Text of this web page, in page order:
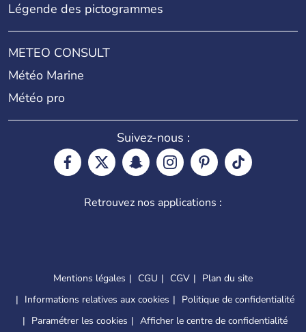
Légende des pictogrammes
METEO CONSULT
Météo Marine
Météo pro
Suivez-nous :
Retrouvez nos applications :
Mentions légales CGU CGV
Plan du site
Informations relatives aux cookies
Politique de confidentialité
Paramétrer les cookies
Afficher le centre de confidentialité